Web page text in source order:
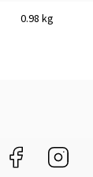
0.98 kg
Facebook